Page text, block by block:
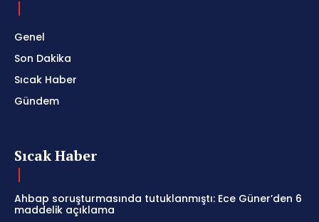
Genel
Son Dakika
Sıcak Haber
Gündem
Sıcak Haber
Ahbap soruşturmasında tutuklanmıştı: Ece Güner’den 6
maddelik açıklama